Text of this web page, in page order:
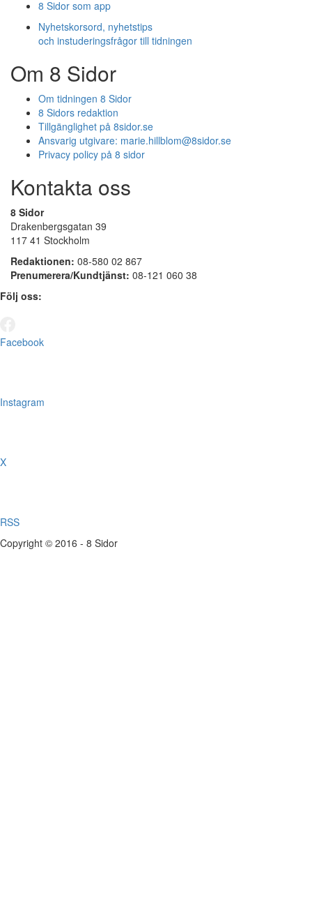
8 Sidor som app
Nyhetskorsord, nyhetstips
och instuderingsfrågor till tidningen
Om 8 Sidor
Om tidningen 8 Sidor
8 Sidors redaktion
Tillgänglighet på 8sidor.se
Ansvarig utgivare: marie.hillblom@8sidor.se
Privacy policy på 8 sidor
Kontakta oss
8 Sidor
Drakenbergsgatan 39
117 41 Stockholm
Redaktionen: 08-580 02 867
Prenumerera/Kundtjänst: 08-121 060 38
Följ oss:
Facebook
Instagram
X
RSS
Copyright © 2016 - 8 Sidor